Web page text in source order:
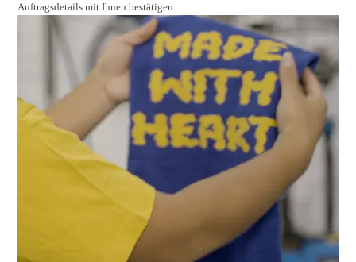
Auftragsdetails mit Ihnen bestätigen.